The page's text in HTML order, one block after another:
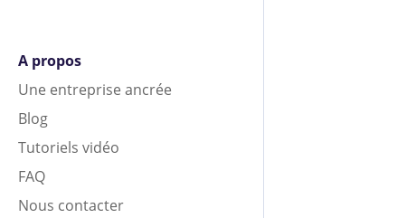
A propos
Une entreprise ancrée
Blog
Tutoriels vidéo
FAQ
Nous contacter